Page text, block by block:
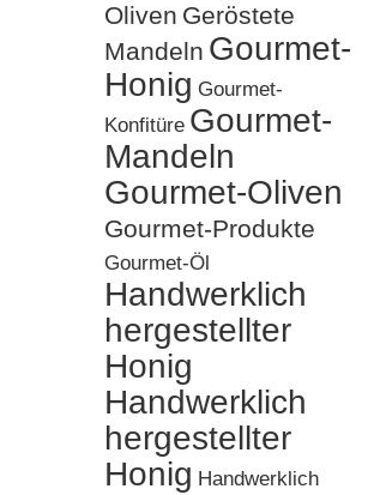
Oliven Geröstete
Mandeln Gourmet-
Honig Gourmet-
Konfitüre Gourmet-
Mandeln
Gourmet-Oliven
Gourmet-Produkte
Gourmet-Öl
Handwerklich
hergestellter
Honig
Handwerklich
hergestellter
Honig Handwerklich